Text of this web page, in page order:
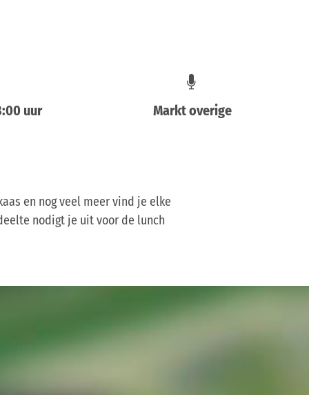
uur Markt overige
en nog veel meer vind je elke
nodigt je uit voor de lunch